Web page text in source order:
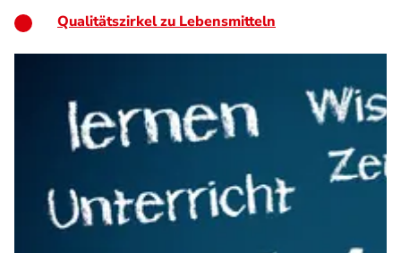
Qualitätszirkel zu Lebensmitteln